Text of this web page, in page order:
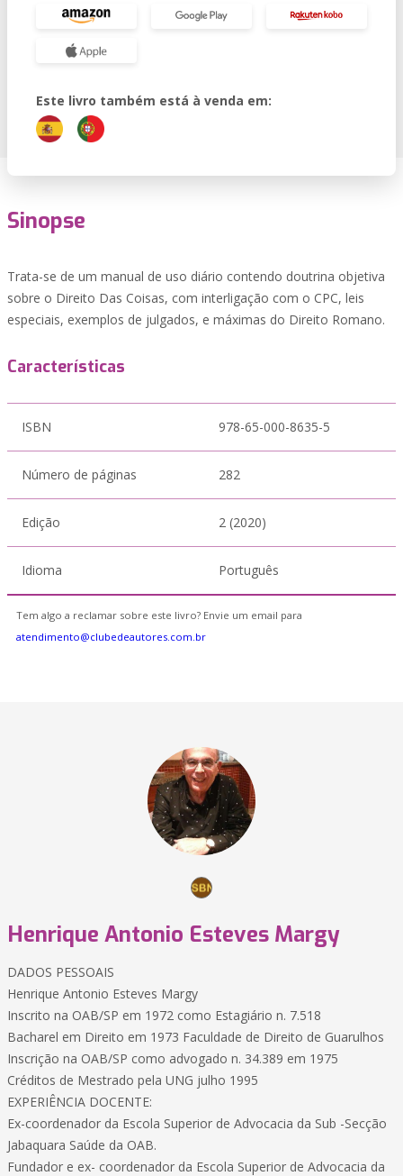
Este livro também está à venda em:
Sinopse
Trata-se de um manual de uso diário contendo doutrina objetiva
sobre o Direito Das Coisas, com interligação com o CPC, leis
especiais, exemplos de julgados, e máximas do Direito Romano.
Características
ISBN 978-65-000-8635-5
Número de páginas 282
Edição 2 (2020)
Idioma Português
Tem algo a reclamar sobre este livro? Envie um email para
atendimento@clubedeautores.com.br
Henrique Antonio Esteves Margy
DADOS PESSOAIS
Henrique Antonio Esteves Margy
Inscrito na OAB/SP em 1972 como Estagiário n. 7.518
Bacharel em Direito em 1973 Faculdade de Direito de Guarulhos
Inscrição na OAB/SP como advogado n. 34.389 em 1975
Créditos de Mestrado pela UNG julho 1995
EXPERIÊNCIA DOCENTE:
Ex-coordenador da Escola Superior de Advocacia da Sub -Secção
Jabaquara Saúde da OAB.
Fundador e ex- coordenador da Escola Superior de Advocacia da